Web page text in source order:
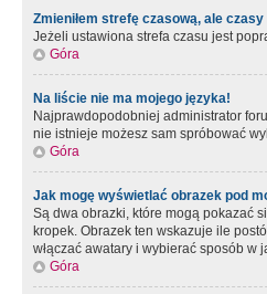
Zmieniłem strefę czasową, ale czasy
Jeżeli ustawiona strefa czasu jest
Góra
Na liście nie ma mojego języka!
Najprawdopodobniej administrator
nie istnieje możesz sam spróbować
Góra
Jak mogę wyświetlać obrazek pod
Są dwa obrazki, które mogą pokazać
kropek. Obrazek ten wskazuje ile
włączać awatary i wybierać sposób w
Góra